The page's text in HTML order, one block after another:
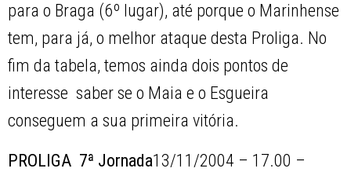
para o Braga (6º lugar), até porque o Marinhense
tem, para já, o melhor ataque desta Proliga. No
fim da tabela, temos ainda dois pontos de
interesse  saber se o Maia e o Esgueira
conseguem a sua primeira vitória.
PROLIGA  7ª Jornada13/11/2004 – 17.00 –